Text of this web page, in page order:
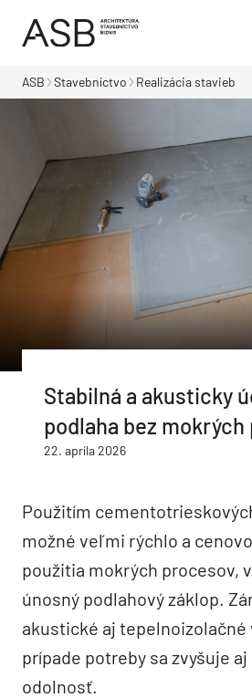
ASB Stavebníctvo Realizácia stavieb
Stabilná a akusticky
podlaha bez
22. apríla 2026
Použitím
možné veľmi rýchlo a
použitia mokrých procesov,
únosný podlahový záklop.
akustické aj tepelnoizolačné
prípade potreby sa zvyšuje aj
odolnosť.